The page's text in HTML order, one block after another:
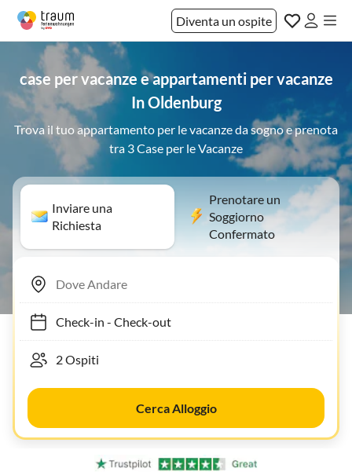
Diventa un ospite
case per vacanze e appartamenti per vacanze
In Oldenburg
Trova il tuo appartamento per le vacanze da sogno e prenota
tra 3 Case per le Vacanze
Inviare una
Richiesta
Prenotare un
Soggiorno
Confermato
Check-in- Check-out
Cerca Alloggio